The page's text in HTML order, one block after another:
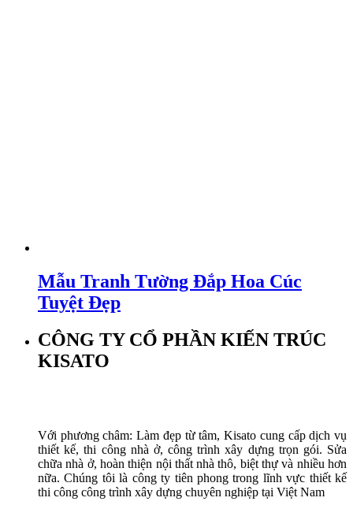
Mẫu Tranh Tường Đắp Hoa Cúc
Tuyệt Đẹp
CÔNG TY CỔ PHẦN KIẾN TRÚC
KISATO
Với phương châm: Làm đẹp từ tâm, Kisato cung cấp dịch vụ
thiết kế, thi công nhà ở, công trình xây dựng trọn gói. Sửa
chữa nhà ở, hoàn thiện nội thất nhà thô, biệt thự và nhiều hơn
nữa. Chúng tôi là công ty tiên phong trong lĩnh vực thiết kế
thi công công trình xây dựng chuyên nghiệp tại Việt Nam